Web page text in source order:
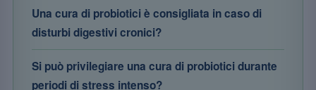
Una cura di probiotici è consigliata in caso di
disturbi digestivi cronici?
Si può privilegiare una cura di probiotici durante
periodi di stress intenso?